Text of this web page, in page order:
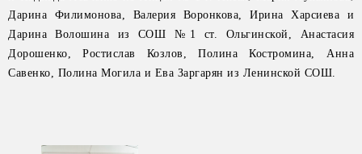
Дарина Филимонова, Валерия Воронкова, Ирина Харсиева и
Дарина Волошина из СОШ №1 ст. Ольгинской, Анастасия
Дорошенко, Ростислав Козлов, Полина Костромина, Анна
Савенко, Полина Могила и Ева Заргарян из Ленинской СОШ.